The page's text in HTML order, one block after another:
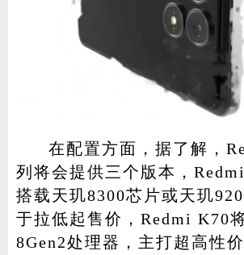
在配置方面，据了解，
列将会提供三个版本，
搭载天玑8300芯片或天玑
于拉低起售价，Redmi K70
8Gen2处理器，主打超高性